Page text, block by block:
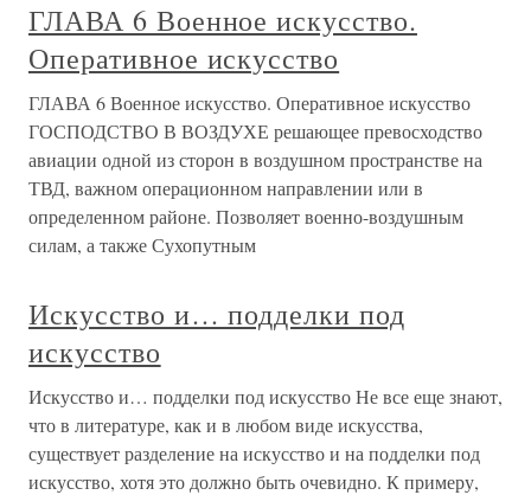
ГЛАВА 6 Военное искусство.
Оперативное искусство
ГЛАВА 6 Военное искусство. Оперативное искусство
ГОСПОДСТВО В ВОЗДУХЕ решающее превосходство
авиации одной из сторон в воздушном пространстве на
ТВД, важном операционном направлении или в
определенном районе. Позволяет военно-воздушным
силам, а также Сухопутным
Искусство и… подделки под
искусство
Искусство и… подделки под искусство Не все еще знают,
что в литературе, как и в любом виде искусства,
существует разделение на искусство и на подделки под
искусство, хотя это должно быть очевидно. К примеру,